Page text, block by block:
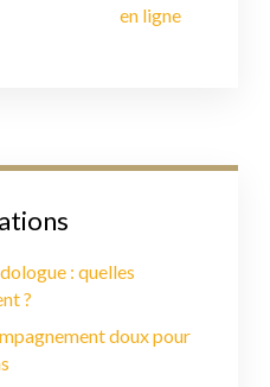
en ligne
: quelles
?
doux pour